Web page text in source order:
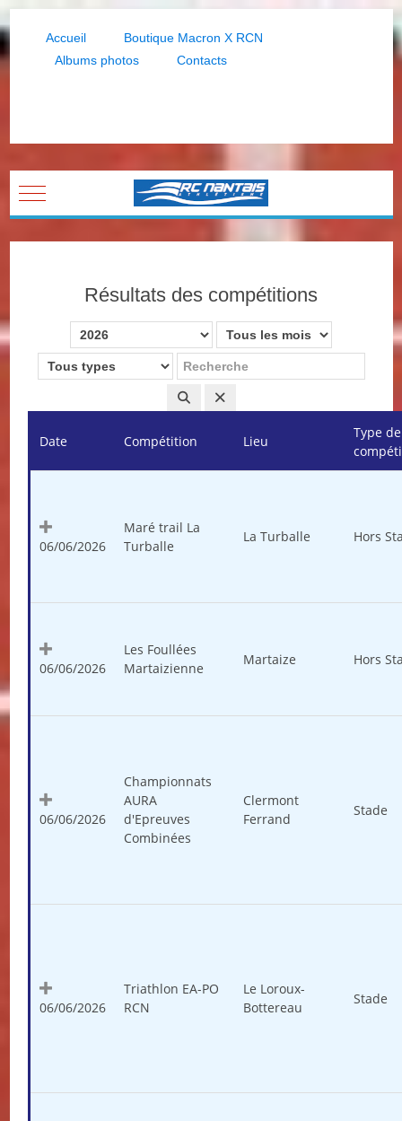
Accueil
Boutique Macron X RCN
Albums photos
Contacts
Mobile Menu Toggle
Résultats des compétitions
Date Compétition Lieu
Type de
06/06/2026
Maré trail La
Turballe
La Turballe Hors
06/06/2026
Les Foullées
Martaizienne
Martaize Hors
06/06/2026
Championnats
AURA
d'Epreuves
Combinées
Clermont
Ferrand
Stade
06/06/2026
Triathlon EA-PO
RCN
Le Loroux-
Bottereau
Stade